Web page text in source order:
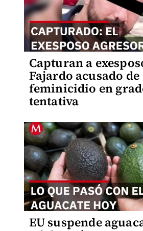
Capturan a
Fajardo acusado de
feminicidio en
tentativa
EU suspende